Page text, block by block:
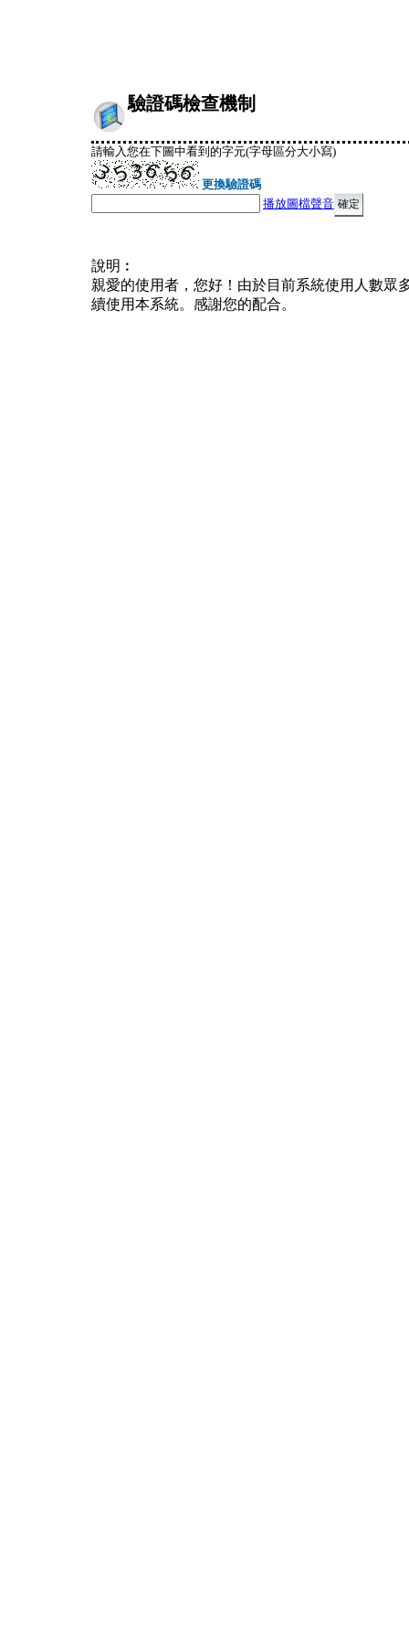
驗證碼檢查機制
請輸入您在下圖中看到的字元(字母區分大小寫)
更換驗證碼
播放圖檔聲音
說明︰
親愛的使用者，您好！由於目前系統使用人數眾
續使用本系統。感謝您的配合。